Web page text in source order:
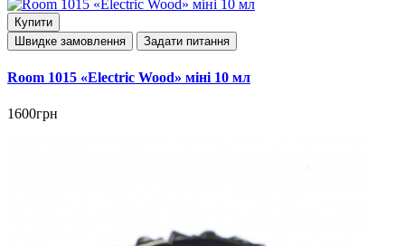
Купити
Швидке замовлення
Задати питання
Room 1015 «Electric Wood» міні 10 мл
1600грн